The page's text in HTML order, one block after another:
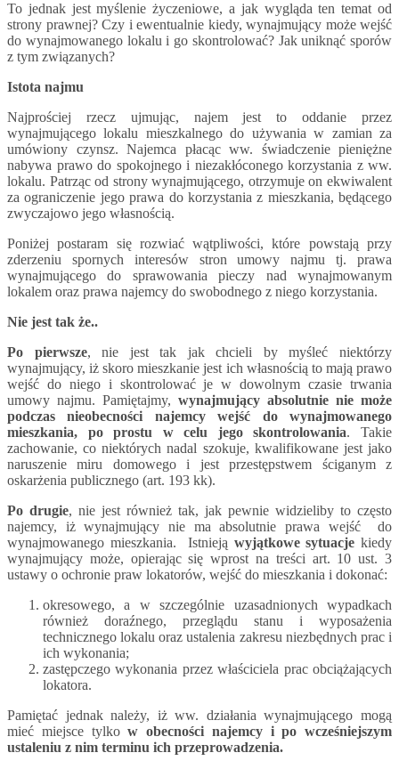
To jednak jest myślenie życzeniowe, a jak wygląda ten temat od
strony prawnej? Czy i ewentualnie kiedy, wynajmujący może wejść
do wynajmowanego lokalu i go skontrolować? Jak uniknąć sporów
z tym związanych?
Istota najmu
Najprościej rzecz ujmując, najem jest to oddanie przez
wynajmującego lokalu mieszkalnego do używania w zamian za
umówiony czynsz. Najemca płacąc ww. świadczenie pieniężne
nabywa prawo do spokojnego i niezakłóconego korzystania z ww.
lokalu. Patrząc od strony wynajmującego, otrzymuje on ekwiwalent
za ograniczenie jego prawa do korzystania z mieszkania, będącego
zwyczajowo jego własnością.
Poniżej postaram się rozwiać wątpliwości, które powstają przy
zderzeniu spornych interesów stron umowy najmu tj. prawa
wynajmującego do sprawowania pieczy nad wynajmowanym
lokalem oraz prawa najemcy do swobodnego z niego korzystania.
Nie jest tak że..
Po pierwsze, nie jest tak jak chcieli by myśleć niektórzy
wynajmujący, iż skoro mieszkanie jest ich własnością to mają prawo
wejść do niego i skontrolować je w dowolnym czasie trwania
umowy najmu. Pamiętajmy, wynajmujący absolutnie nie może
podczas nieobecności najemcy wejść do wynajmowanego
mieszkania, po prostu w celu jego skontrolowania. Takie
zachowanie, co niektórych nadal szokuje, kwalifikowane jest jako
naruszenie miru domowego i jest przestępstwem ściganym z
oskarżenia publicznego (art. 193 kk).
Po drugie, nie jest również tak, jak pewnie widzieliby to często
najemcy, iż wynajmujący nie ma absolutnie prawa wejść do
wynajmowanego mieszkania. Istnieją wyjątkowe sytuacje kiedy
wynajmujący może, opierając się wprost na treści art. 10 ust. 3
ustawy o ochronie praw lokatorów, wejść do mieszkania i dokonać:
okresowego, a w szczególnie uzasadnionych wypadkach
również doraźnego, przeglądu stanu i wyposażenia
technicznego lokalu oraz ustalenia zakresu niezbędnych prac i
ich wykonania;
zastępczego wykonania przez właściciela prac obciążających
lokatora.
Pamiętać jednak należy, iż ww. działania wynajmującego mogą
mieć miejsce tylkow obecności najemcy i po wcześniejszym
ustaleniu z nim terminu ich przeprowadzenia.